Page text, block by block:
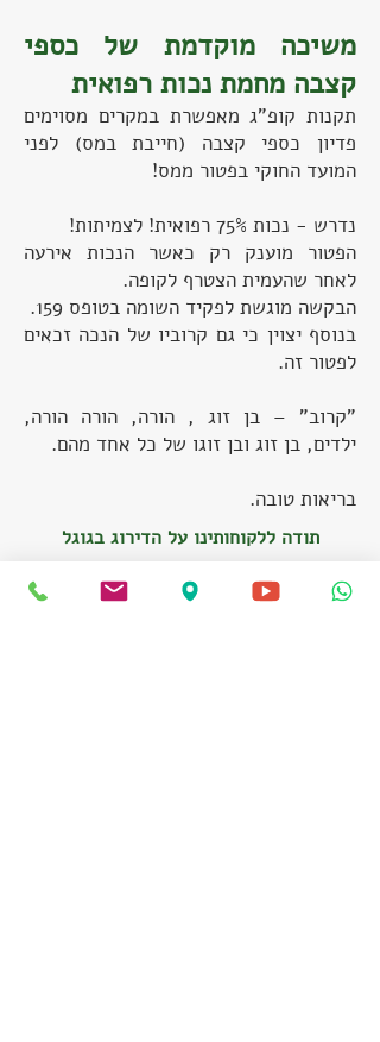
משיכה מוקדמת של כספי
קצבה מחמת נכות רפואית
תקנות קופ"ג מאפשרת במקרים מסוימים
פדיון כספי קצבה (חייבת במס) לפני
המועד החוקי בפטור ממס!
נדרש - נכות 75% רפואית! לצמיתות!
הפטור מוענק רק כאשר הנכות אירעה
לאחר שהעמית הצטרף לקופה.
הבקשה מוגשת לפקיד השומה בטופס 159.
בנוסף יצוין כי גם קרוביו של הנכה זכאים
לפטור זה.
"קרוב" – בן זוג , הורה, הורה הורה,
ילדים, בן זוג ובן זוגו של כל אחד מהם.
בריאות טובה.
תודה ללקוחותינו על הדירוג בגוגל